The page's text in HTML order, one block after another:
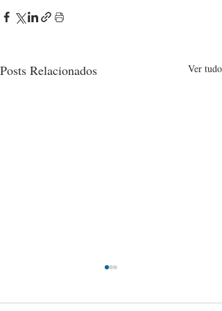
Posts Relacionados Ver tudo